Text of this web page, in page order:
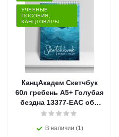
УЧЕБНЫЕ
ПОСОБИЯ,
КАНЦТОВАРЫ
КанцАкадем Скетчбук
60л гребень А5+ Голубая
бездна 13377-EAC обл
БЦ мат лам 160г
В наличии (1)